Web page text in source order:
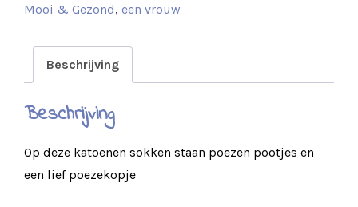
Mooi & Gezond, een vrouw
Beschrijving
Beschrijving
Op deze katoenen sokken staan poezen pootjes en
een lief poezekopje